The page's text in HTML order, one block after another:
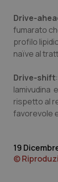
Drive-
fumarato
profilo
naïve al
Drive-shift
lamivudina
rispetto al
favorevole
19
©